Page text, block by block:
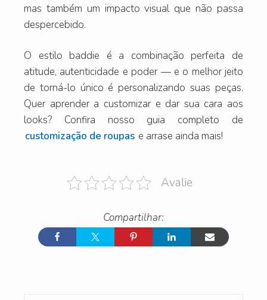
mas também um impacto visual que não passa
despercebido.
O estilo baddie é a combinação perfeita de
atitude, autenticidade e poder — e o melhor jeito
de torná-lo único é personalizando suas peças.
Quer aprender a customizar e dar sua cara aos
looks? Confira nosso guia completo de
customização de roupas e arrase ainda mais!
Avalie